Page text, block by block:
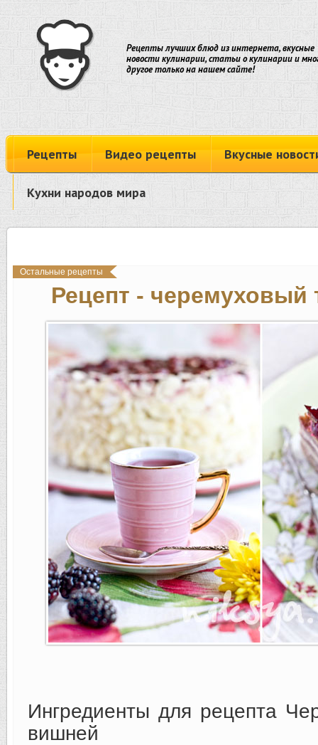
Рецепты лучших блюд из интернета, вкусные
новости кулинарии, статьи о кулинарии и
другое только на нашем сайте!
Рецепты Видео рецепты Вкусные
Кухни народов мира
Остальные рецепты
Рецепт - черемуховый
Ингредиенты для рецепта
вишней